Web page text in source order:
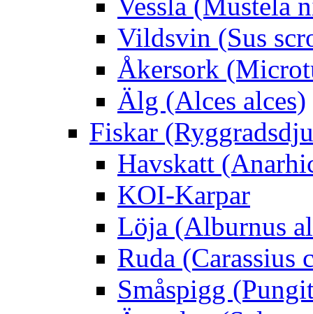
Vildsvin (Sus
Åkersork
Älg (Alces alces)
Fiskar
Havskatt
KOI-Karpar
Löja (Alburnus
Ruda (Carassius
Småspigg